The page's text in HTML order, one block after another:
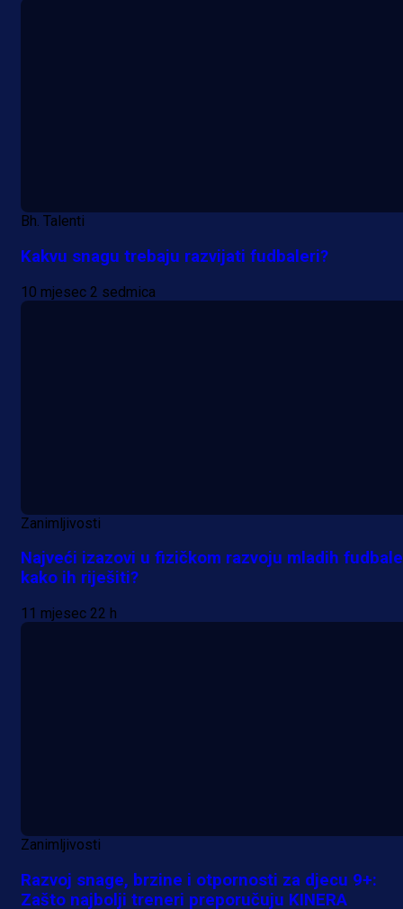
Bh. Talenti
Kakvu snagu trebaju razvijati fudbaleri?
10 mjesec 2 sedmica
Zanimljivosti
Najveći izazovi u fizičkom razvoju mladih
kako ih riješiti?
11 mjesec 22 h
Zanimljivosti
Razvoj snage, brzine i otpornosti za djecu 9+:
Zašto najbolji treneri preporučuju KINERA